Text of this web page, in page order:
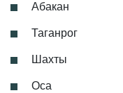
Абакан
Таганрог
Шахты
Оса